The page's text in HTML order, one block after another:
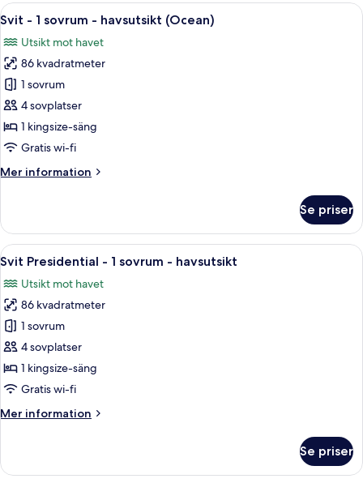
sovrum
privat
pool
Öppna
alla
foton
för
Svit
-
1
sovrum
havsutsikt
Ett rymligt rum med en stor säng,
9
Svit - 1 sovrum - havsutsikt (Ocean)
Utsikt mot havet
86 kvadratmeter
1 sovrum
4 sovplatser
1 kingsize-säng
Gratis wi-fi
Mer information
Mer
-
sovrum
havsutsikt
(Ocean)
Se priser
Öppna
alla
foton
för
Svit
Presidential
-
1
-
Ett traditionellt sovrum med en
9
Svit Presidential - 1 sovrum - havsutsikt
Utsikt mot havet
86 kvadratmeter
1 sovrum
4 sovplatser
1 kingsize-säng
Gratis wi-fi
Mer information
Mer
Presidential
Se priser